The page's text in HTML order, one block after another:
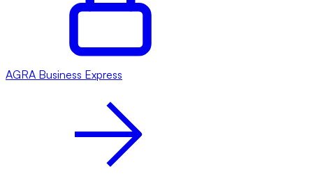
AGRA Business Express